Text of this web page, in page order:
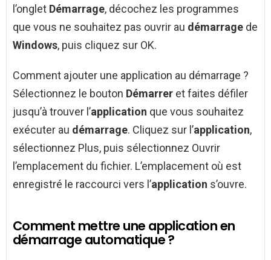
l’onglet Démarrage, décochez les programmes
que vous ne souhaitez pas ouvrir au démarrage de
Windows, puis cliquez sur OK.
Comment ajouter une application au démarrage ?
Sélectionnez le bouton Démarrer et faites défiler
jusqu’à trouver l’application que vous souhaitez
exécuter au démarrage. Cliquez sur l’application,
sélectionnez Plus, puis sélectionnez Ouvrir
l’emplacement du fichier. L’emplacement où est
enregistré le raccourci vers l’application s’ouvre.
Comment mettre une application en
démarrage automatique ?